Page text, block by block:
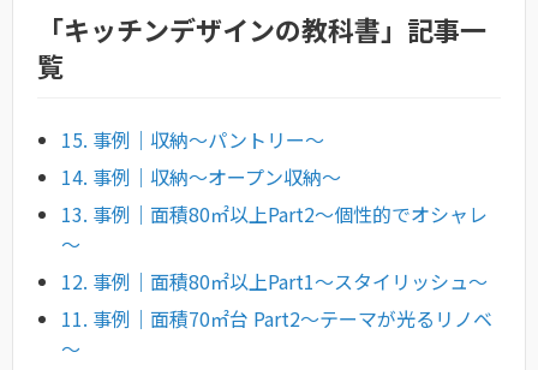
「キッチンデザインの教科書」記事一
覧
15. 事例｜収納〜パントリー〜
14. 事例｜収納〜オープン収納〜
13. 事例｜面積80㎡以上Part2～個性的でオシャレ
～
12. 事例｜面積80㎡以上Part1～スタイリッシュ～
11. 事例｜面積70㎡台 Part2～テーマが光るリノベ
～